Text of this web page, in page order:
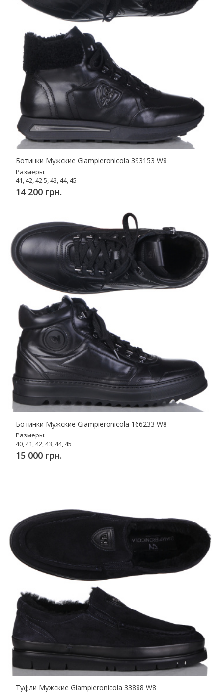
Ботинки Мужские Giampieronicola 393153 W8
Размеры:
41, 42, 42.5, 43, 44, 45
14 200 грн.
Ботинки Мужские Giampieronicola 166233 W8
Размеры:
40, 41, 42, 43, 44, 45
15 000 грн.
Туфли Мужские Giampieronicola 33888 W8